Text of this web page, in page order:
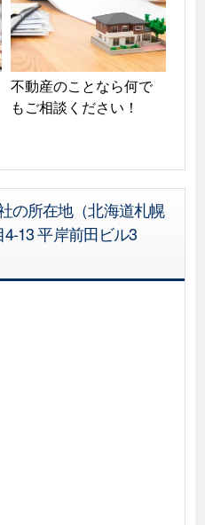
不動産のことなら何で
もご相談ください！
の所在地（北海道札幌
13 平岸前田ビル3